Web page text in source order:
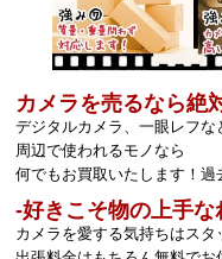
カメラを売るなら絶
デジタルカメラ、一眼レフ
周辺で使われるモノなら
何でもお買取いたします！過
‐好きこそ物の上手な
カメラを愛する気持ちはスタ